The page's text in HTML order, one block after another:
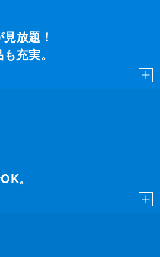
放題！
充実。
。